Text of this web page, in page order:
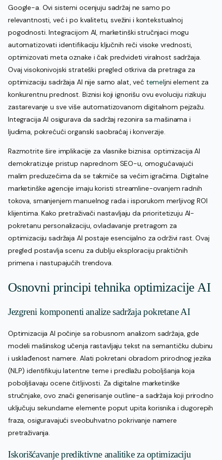
Google-a. Ovi sistemi ocenjuju sadržaj ne samo po
relevantnosti, već i po kvalitetu, svežini i kontekstualnoj
pogodnosti. Integracijom AI, marketinški stručnjaci mogu
automatizovati identifikaciju ključnih reči visoke vrednosti,
optimizovati meta oznake i čak predvideti viralnost sadržaja.
Ovaj visokonivojski strateški pregled otkriva da pretraga za
optimizaciju sadržaja AI nije samo alat, već temeljni element za
konkurentnu prednost. Biznisi koji ignorišu ovu evoluciju rizikuju
zastarevanje u sve više automatizovanom digitalnom pejzažu.
Integracija AI osigurava da sadržaj rezonira sa mašinama i
ljudima, pokrećući organski saobraćaj i konverzije.
Razmotrite šire implikacije za vlasnike biznisa: optimizacija AI
demokratizuje pristup naprednom SEO-u, omogućavajući
malim preduzećima da se takmiče sa većim igračima. Digitalne
marketinške agencije imaju koristi streamline-ovanjem radnih
tokova, smanjenjem manuelnog rada i isporukom merljivog ROI
klijentima. Kako pretraživači nastavljaju da prioritetizuju AI-
pokretanu personalizaciju, ovladavanje pretragom za
optimizaciju sadržaja AI postaje esencijalno za održivi rast. Ovaj
pregled postavlja scenu za dublju eksploraciju praktičnih
primena i nastupajućih trendova.
Osnovni principi tehnika optimizacije AI
Jezgreni komponenti analize sadržaja pokretane AI
Optimizacija AI počinje sa robusnom analizom sadržaja, gde
modeli mašinskog učenja rastavljaju tekst na semantičku dubinu
i usklađenost namere. Alati pokretani obradom prirodnog jezika
(NLP) identifikuju latentne teme i predlažu poboljšanja koja
poboljšavaju ocene čitljivosti. Za digitalne marketinške
stručnjake, ovo znači generisanje outline-a sadržaja koji prirodno
uključuju sekundarne elemente poput upita korisnika i dugorepih
fraza, osiguravajući sveobuhvatno pokrivanje namere
pretraživanja.
Iskorišćavanje prediktivne analitike za optimizaciju